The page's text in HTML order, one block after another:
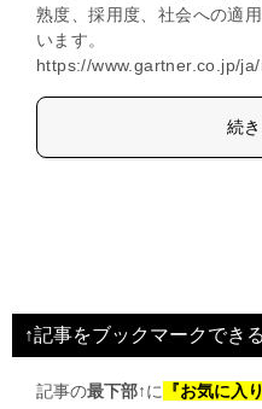
熟度、採用度、社会への適
います。
https://www.gartner.co.jp/
続
↑記事をブックマークでき
記事の最下部↑に 『お気に入